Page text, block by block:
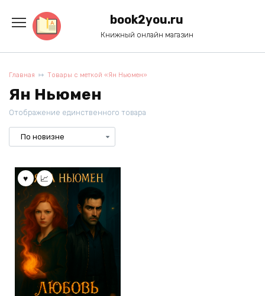
содержанию
book2you.ru
Книжный онлайн магазин
Главная Товары с меткой «Ян Ньюмен»
Ян Ньюмен
Отображение единственного товара